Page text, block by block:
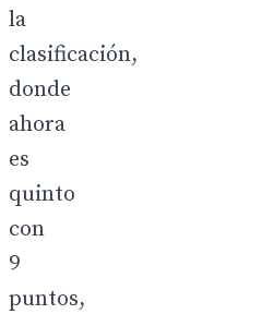
la
clasificación,
donde
ahora
es
quinto
con
9
puntos,